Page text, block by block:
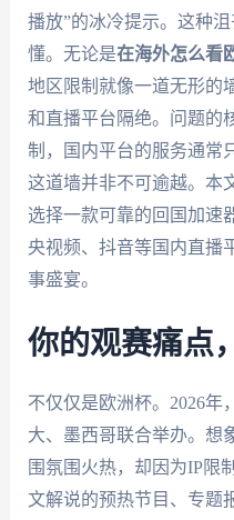
播放”的冰冷提示。这种
懂。无论是在海外怎么看
地区限制就像一道无形的
和直播平台隔绝。问题的
制，国内平台的服务通常
这道墙并非不可逾越。本
选择一款可靠的回国加速
央视频、抖音等国内直播
事盛宴。
你的观赛痛点
不仅仅是欧洲杯。2026年
大、墨西哥联合举办。想
围氛围火热，却因为IP限
文解说的预热节目、专题